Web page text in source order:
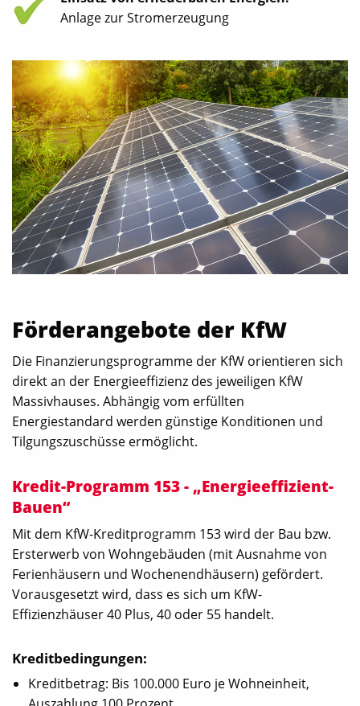
Anlage zur Stromerzeugung
Förderangebote der KfW
Die Finanzierungsprogramme der KfW orientieren sich
direkt an der Energieeffizienz des jeweiligen KfW
Massivhauses. Abhängig vom erfüllten
Energiestandard werden günstige Konditionen und
Tilgungszuschüsse ermöglicht.
Kredit-Programm 153 - „Energieeffizient-
Bauen“
Mit dem KfW-Kreditprogramm 153 wird der Bau bzw.
Ersterwerb von Wohngebäuden (mit Ausnahme von
Ferienhäusern und Wochenendhäusern) gefördert.
Vorausgesetzt wird, dass es sich um KfW-
Effizienzhäuser 40 Plus, 40 oder 55 handelt.
Kreditbedingungen:
Kreditbetrag: Bis 100.000 Euro je Wohneinheit,